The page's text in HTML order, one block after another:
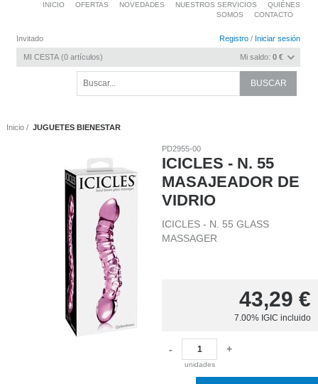
Invitado Registro / Iniciar sesión
MI CESTA 0 artículos Mi saldo: 0 €
INICIO OFERTAS NOVEDADES NUESTROS SERVICIOS
QUIÉNES
SOMOS
CONTACTO
Inicio JUGUETES BIENESTAR
PD2955-00
ICICLES - N. 55
MASAJEADOR DE
VIDRIO
ICICLES - N. 55 GLASS
MASSAGER
43,29 €
7.00% IGIC incluido
-
unidades
+